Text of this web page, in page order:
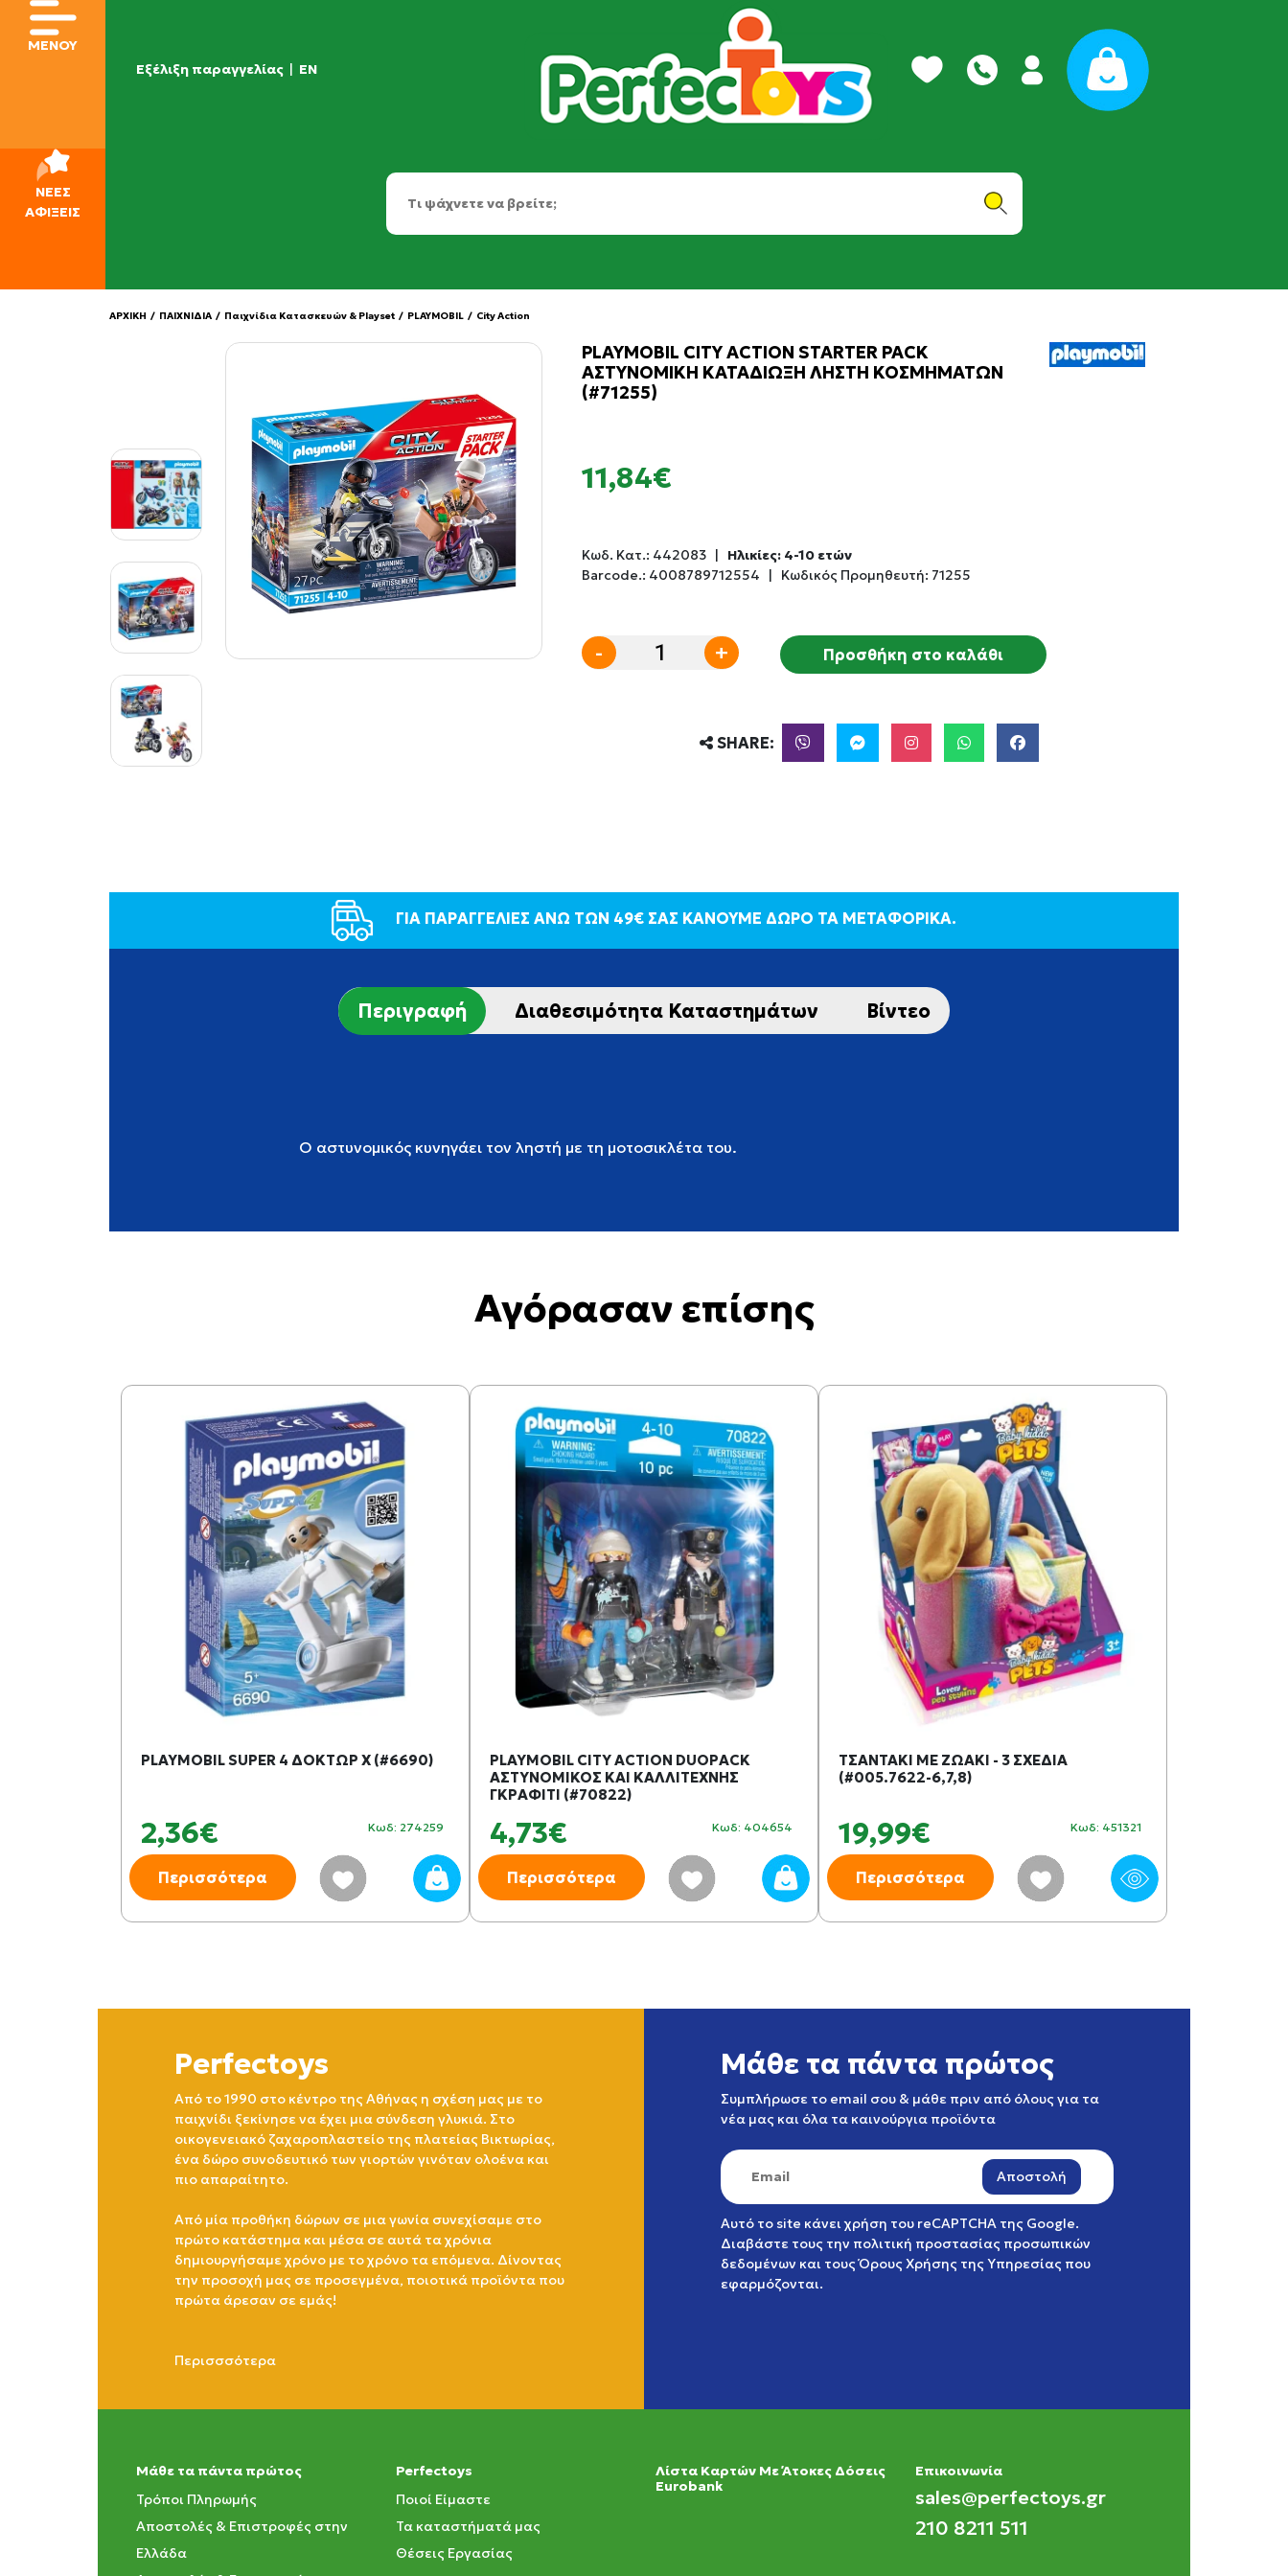
Εξέλιξη παραγγελίας | EN
ΜΕΝΟΥ
ΝΕΕΣ
ΑΦΙΞΕΙΣ
ΑΡΧΙΚΗ / ΠΑΙΧΝΙΔΙΑ / Παιχνίδια Κατασκευών & Playset / PLAYMOBIL / City Action
PLAYMOBIL CITY ACTION STARTER PACK
ΑΣΤΥΝΟΜΙΚΗ ΚΑΤΑΔΙΩΞΗ ΛΗΣΤΗ ΚΟΣΜΗΜΑΤΩΝ
(#71255)
11,84€
Κωδ. Κατ.: 442083 |
Ηλικίες: 4-10 ετών
Barcode.: 4008789712554 | Κωδικός Προμηθευτή: 71255
- + Προσθήκη στο καλάθι
SHARE:
ΓΙΑ ΠΑΡΑΓΓΕΛΙΕΣ ΑΝΩ ΤΩΝ 49€ ΣΑΣ ΚΑΝΟΥΜΕ ΔΩΡΟ ΤΑ ΜΕΤΑΦΟΡΙΚΑ.
Περιγραφή Διαθεσιμότητα Καταστημάτων Βίντεο
Ο αστυνομικός κυνηγάει τον ληστή με τη μοτοσικλέτα του.
Αγόρασαν επίσης
PLAYMOBIL SUPER 4 ΔΟΚΤΩΡ Χ (#6690)
2,36€ Κωδ: 274259
Περισσότερα
PLAYMOBIL CITY ACTION DUOPACK
ΑΣΤΥΝΟΜΙΚΟΣ ΚΑΙ ΚΑΛΛΙΤΕΧΝΗΣ
ΓΚΡΑΦΙΤΙ (#70822)
4,73€ Κωδ: 404654
Περισσότερα
ΤΣΑΝΤΑΚΙ ΜΕ ΖΩΑΚΙ - 3 ΣΧΕΔΙΑ
(#005.7622-6,7,8)
19,99€ Κωδ: 451321
Περισσότερα
Perfectoys
Από το 1990 στο κέντρο της Αθήνας η σχέση μας με το
παιχνίδι ξεκίνησε να έχει μια σύνδεση γλυκιά. Στο
οικογενειακό ζαχαροπλαστείο της πλατείας Βικτωρίας,
ένα δώρο συνοδευτικό των γιορτών γινόταν ολοένα και
πιο απαραίτητο.
Από μία προθήκη δώρων σε μια γωνία συνεχίσαμε στο
πρώτο κατάστημα και μέσα σε αυτά τα χρόνια
δημιουργήσαμε χρόνο με το χρόνο τα επόμενα. Δίνοντας
την προσοχή μας σε προσεγμένα, ποιοτικά προϊόντα που
πρώτα άρεσαν σε εμάς!
Περισσσότερα
Μάθε τα πάντα πρώτος
Συμπλήρωσε το email σου & μάθε πριν από όλους για τα
νέα μας και όλα τα καινούργια προϊόντα
Αποστολή
Αυτό το site κάνει χρήση του reCAPTCHA της Google.
Διαβάστε τους την πολιτική προστασίας προσωπικών
δεδομένων και τουςΌρους Χρήσης της Υπηρεσίας που
εφαρμόζονται.
Μάθε τα πάντα πρώτος
Τρόποι Πληρωμής
Αποστολές & Επιστροφές στην
Ελλάδα
Perfectoys
Ποιοί Είμαστε
Τα καταστήματά μας
Θέσεις Εργασίας
Λίστα Καρτών Με Άτοκες Δόσεις
Eurobank
Eπικοινωνία
sales@perfectoys.gr
210 8211 511